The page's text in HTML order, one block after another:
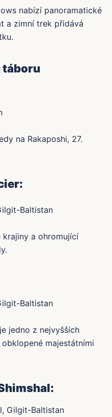
nabízí panoramatické
a zimní trek přidává
táboru
na Rakaposhi, 27.
Baltistan
a ohromující
Baltistan
jedno z nejvyšších
majestátními
Gilgit-Baltistan